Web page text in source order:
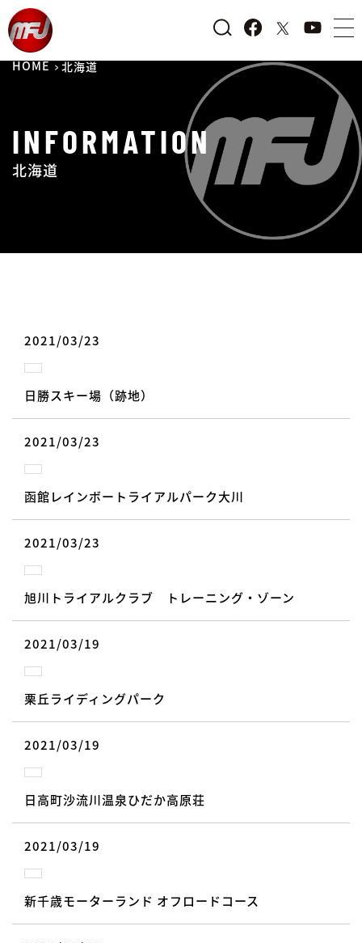
HOME 北海道
INFORMATION
北海道
2021/03/23
日勝スキー場（跡地）
2021/03/23
函館レインボートライアルパーク大川
2021/03/23
旭川トライアルクラブ トレーニング・ゾーン
2021/03/19
栗丘ライディングパーク
2021/03/19
日高町沙流川温泉ひだか高原荘
2021/03/19
新千歳モーターランド オフロードコース